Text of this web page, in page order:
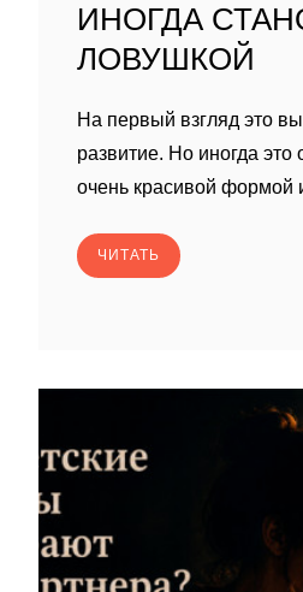
ИНОГДА
ЛОВУШКОЙ
На первый взгляд это
развитие. Но иногда это
очень красивой формой
ЧИТАТЬ